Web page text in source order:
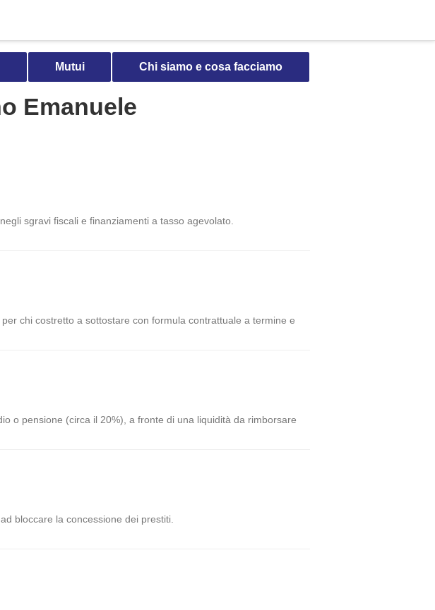
Mutui Chi siamo e cosa facciamo
Emanuele
sgravi fiscali e finanziamenti a tasso agevolato.
chi costretto a sottostare con formula contrattuale a termine e
o pensione (circa il 20%), a fronte di una liquidità da rimborsare
bloccare la concessione dei prestiti.